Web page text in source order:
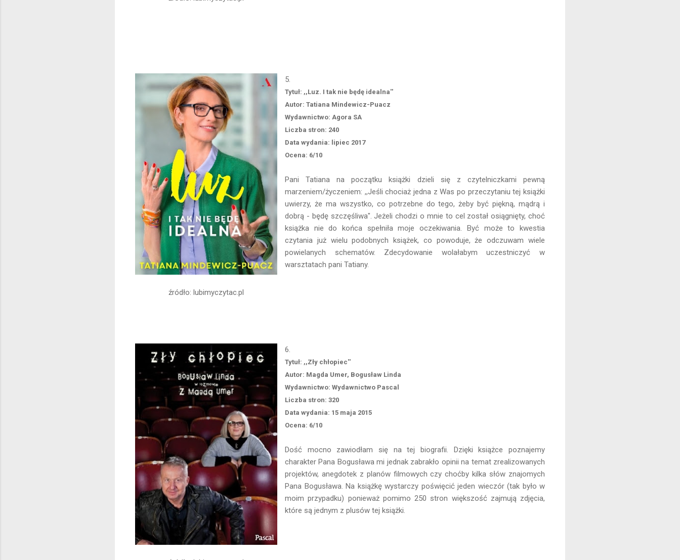
źródło: lubimyczytac.pl
5.
Tytuł: ,,Luz. I tak nie będę idealna''
Autor: Tatiana Mindewicz-Puacz
Wydawnictwo: Agora SA
Liczba stron: 240
Data wydania: lipiec 2017
Ocena: 6/10
Pani Tatiana na początku książki dzieli się z czytelniczkami pewną
marzeniem/życzeniem: ,,Jeśli chociaż jedna z Was po przeczytaniu tej książki
uwierzy, że ma wszystko, co potrzebne do tego, żeby być piękną, mądrą i
dobrą - będę szczęśliwa". Jeżeli chodzi o mnie to cel został osiągnięty, choć
książka nie do końca spełniła moje oczekiwania. Być może to kwestia
czytania już wielu podobnych książek, co powoduje, że odczuwam wiele
powielanych schematów. Zdecydowanie wolałabym uczestniczyć w
warsztatach pani Tatiany.
6.
Tytuł: ,,Zły chłopiec''
Autor: Magda Umer, Bogusław Linda
Wydawnictwo: Wydawnictwo Pascal
Liczba stron: 320
Data wydania: 15 maja 2015
Ocena: 6/10
Dość mocno zawiodłam się na tej biografii. Dzięki książce poznajemy
charakter Pana Bogusława mi jednak zabrakło opinii na temat zrealizowanych
projektów, anegdotek z planów filmowych czy choćby kilka słów znajomych
Pana Bogusława. Na książkę wystarczy poświęcić jeden wieczór (tak było w
moim przypadku) ponieważ pomimo 250 stron większość zajmują zdjęcia,
które są jednym z plusów tej książki.